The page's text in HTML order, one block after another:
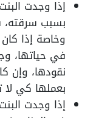
إذا وجدت
بسبب سرقته،
وخاصة إذا
في حياتها،
نقودها، وإن
بعملها كي لا
إذا وجدت